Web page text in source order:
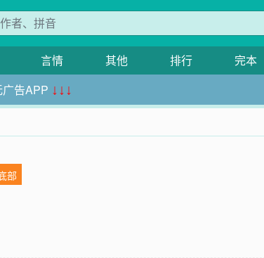
言情 其他 排行 完本
告APP ↓↓↓
部